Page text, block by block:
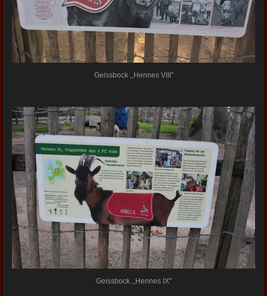
Geissbock ,,Hennes VIII"
Geissbock ,,Hennes IX"